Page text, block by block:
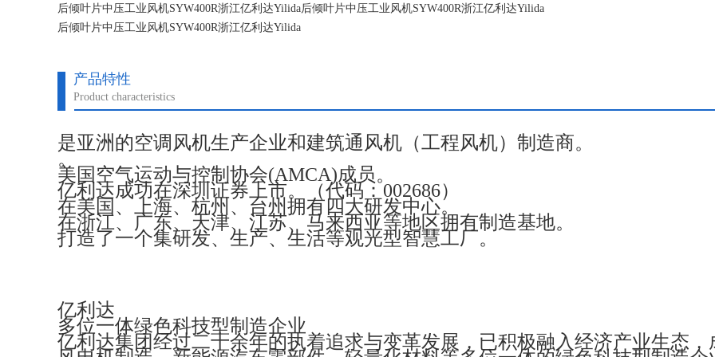
后倾叶片中压工业风机SYW400R浙江亿利达Yilida后倾叶片中压工业风机SYW400R浙江亿利达Yilida
后倾叶片中压工业风机SYW400R浙江亿利达Yilida
产品特性
Product characteristics
是亚洲的空调风机生产企业和建筑通风机（工程风机）制造商。
。
美国空气运动与控制协会(AMCA)成员。
亿利达成功在深圳证券上市。（代码：002686）
在美国、上海、杭州、台州拥有四大研发中心。
在浙江、广东、天津、江苏、马来西亚等地区拥有制造基地。
打造了一个集研发、生产、生活等观光型智慧工厂。
亿利达
多位一体绿色科技型制造企业
亿利达集团经过二十余年的执着追求与变革发展，已积极融入经济产业生态，